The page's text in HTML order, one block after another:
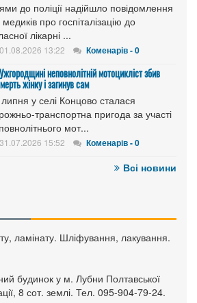
до поліції надійшло повідомлення
медиків про госпіталізацію до
лікарні ...
01.08.2026 13:22 Коменарів - 0
неповнолітній мотоцикліст збив
жінку і загинув сам
у селі Концово сталася
транспортна пригода за участі
мот...
31.07.2026 15:52 Коменарів - 0
Всі новини
ламінату. Шліфування, лакування.
будинок у м. Лубни Полтавської
8 сот. землі. Тел. 095-904-79-24.